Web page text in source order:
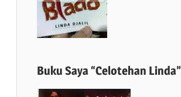
Buku Saya “Celotehan Linda”